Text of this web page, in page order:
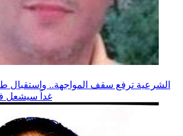
الشرعية ترفع سقف المواجهة.. واستقبال
غداً سيشعل